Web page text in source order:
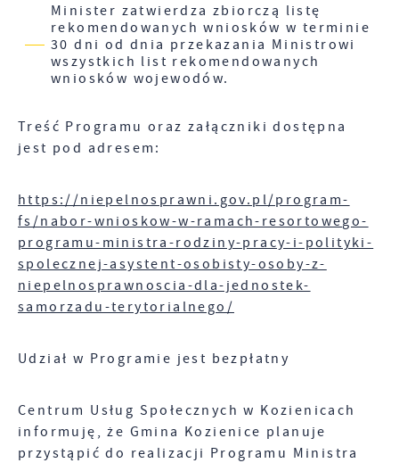
Minister zatwierdza zbiorczą listę
rekomendowanych wniosków w terminie
30 dni od dnia przekazania Ministrowi
wszystkich list rekomendowanych
wniosków wojewodów.
Treść Programu oraz załączniki dostępna
jest pod adresem:
https://niepelnosprawni.gov.pl/program-
fs/nabor-wnioskow-w-ramach-resortowego-
programu-ministra-rodziny-pracy-i-polityki-
spolecznej-asystent-osobisty-osoby-z-
niepelnosprawnoscia-dla-jednostek-
samorzadu-terytorialnego/
Udział w Programie jest bezpłatny
Centrum Usług Społecznych w Kozienicach
informuję, że Gmina Kozienice planuje
przystąpić do realizacji Programu Ministra